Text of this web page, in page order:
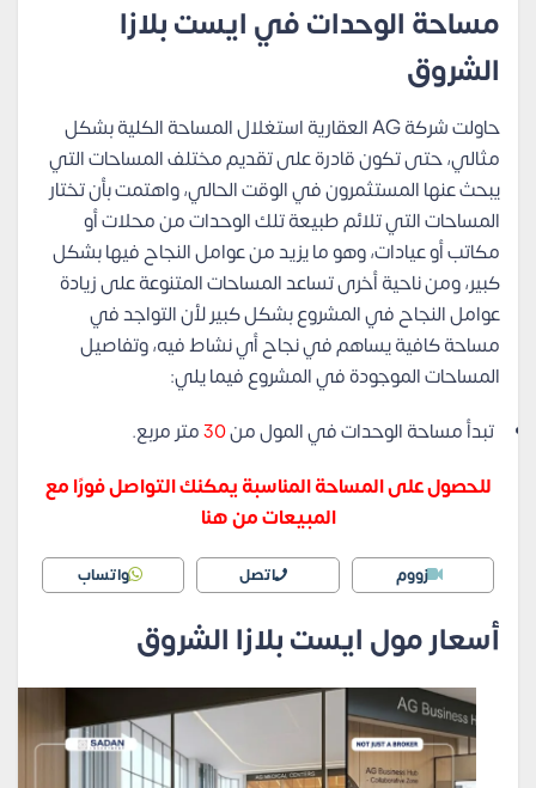
مساحة الوحدات في ايست بلازا
الشروق
حاولت شركة AG العقارية استغلال المساحة الكلية بشكل
مثالي، حتى تكون قادرة على تقديم مختلف المساحات التي
يبحث عنها المستثمرون في الوقت الحالي، واهتمت بأن تختار
المساحات التي تلائم طبيعة تلك الوحدات من محلات أو
مكاتب أو عيادات، وهو ما يزيد من عوامل النجاح فيها بشكل
كبير، ومن ناحية أخرى تساعد المساحات المتنوعة على زيادة
عوامل النجاح في المشروع بشكل كبير لأن التواجد في
مساحة كافية يساهم في نجاح أي نشاط فيه، وتفاصيل
المساحات الموجودة في المشروع فيما يلي:
تبدأ مساحة الوحدات في المول من30متر مربع.
للحصول على المساحة المناسبة يمكنك التواصل فورًا مع
المبيعات من هنا
زووم اتصل واتساب
أسعار مول ايست بلازا الشروق